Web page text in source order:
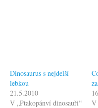
Dinosaurus s nejdelší
lebkou
21.5.2010
V „Ptakopánví dinosauři“
V